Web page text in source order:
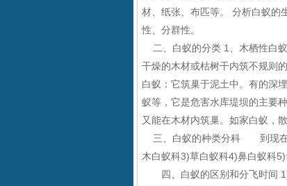
材、纸张、布匹等。 分析白蚁的
性、分群性。
二、白蚁的分类 1
、木栖性白
干燥的木材或枯树干内筑不规则
白蚁：它筑巢于泥土中。有的深
蚁等，它是危害水库堤坝的主要
又能在木材内筑巢。如家白蚁，
三、白蚁的种类分科 到现在
木白蚁科3)草白蚁科4)鼻白蚁科5)
四、白蚁的区别和分飞时间